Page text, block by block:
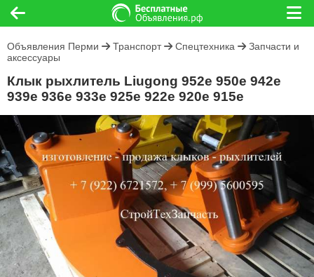
Объявления Перми Транспорт Спецтехника
Запчасти и
аксессуары
Клык рыхлитель Liugong 952e 950e 942e
939e 936e 933e 925e 922e 920e 915e